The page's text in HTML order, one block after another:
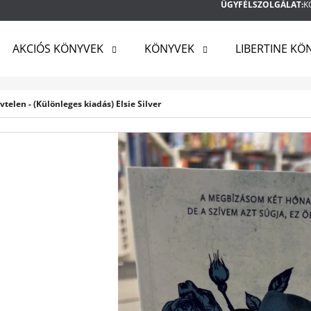
ÜGYFÉLSZOLGÁLAT:
AKCIÓS KÖNYVEK KÖNYVEK LIBERTINE
- (Különleges kiadás) Elsie Silver
KERESÉS
AJÁNLJUK